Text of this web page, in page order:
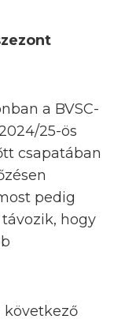
a BVSC-
25-ös
csapatában
pedig
hogy
következő